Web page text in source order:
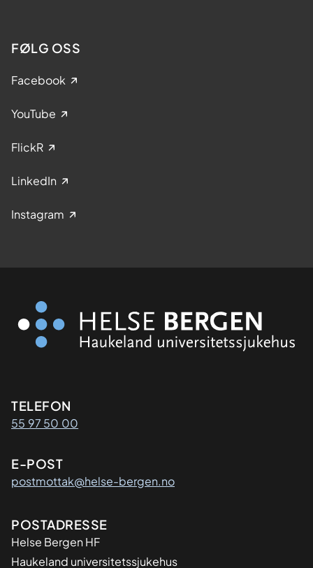
FØLG OSS
Facebook
YouTube
FlickR
LinkedIn
Instagram
Kontaktinformasjon
TELEFON
55 97 50 00
E-POST
postmottak@helse-bergen.no
Adresse
POSTADRESSE
Helse Bergen HF
Haukeland universitetssjukehus